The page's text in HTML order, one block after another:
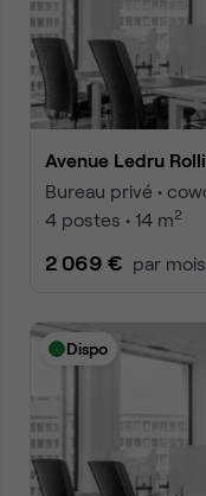
Avenue Ledru
Bureau privé •
4 postes • 14 m2
2 069 € par mois
Dispo